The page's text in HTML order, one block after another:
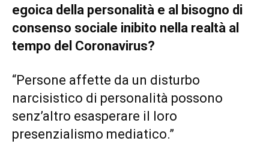
egoica della personalità e al bisogno di
consenso sociale inibito nella realtà al
tempo del Coronavirus?
“Persone affette da un disturbo
narcisistico di personalità possono
senz’altro esasperare il loro
presenzialismo mediatico.”